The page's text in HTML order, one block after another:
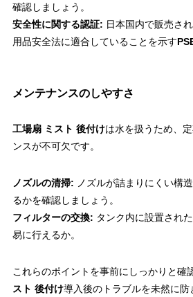
確認しましょう。
安全性に関する認証: 日本国内で販売さ
用品安全法に適合していることを示す
メンテナンスのしやすさ
工場扇 ミスト 後付けは水を扱うため、
ンスが不可欠です。
ノズルの清掃: ノズルが詰まりにくい構
るかを確認しましょう。
フィルターの交換: タンク内に設置され
易に行えるか。
これらのポイントを事前にしっかりと確
スト 後付け導入後のトラブルを未然に